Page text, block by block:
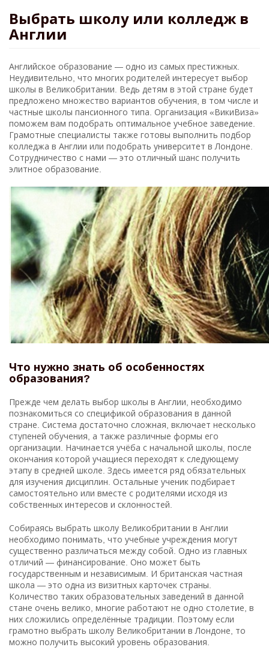
Выбрать школу или колледж в
Англии
Английское образование — одно из самых престижных.
Неудивительно, что многих родителей интересует выбор
школы в Великобритании. Ведь детям в этой стране будет
предложено множество вариантов обучения, в том числе и
частные школы пансионного типа. Организация «ВикиВиза»
поможем вам подобрать оптимальное учебное заведение.
Грамотные специалисты также готовы выполнить подбор
колледжа в Англии или подобрать университет в Лондоне.
Сотрудничество с нами — это отличный шанс получить
элитное образование.
Что нужно знать об особенностях
образования?
Прежде чем делать выбор школы в Англии, необходимо
познакомиться со спецификой образования в данной
стране. Система достаточно сложная, включает несколько
ступеней обучения, а также различные формы его
организации. Начинается учёба с начальной школы, после
окончания которой учащиеся переходят к следующему
этапу в средней школе. Здесь имеется ряд обязательных
для изучения дисциплин. Остальные ученик подбирает
самостоятельно или вместе с родителями исходя из
собственных интересов и склонностей.
Собираясь выбрать школу Великобритании в Англии
необходимо понимать, что учебные учреждения могут
существенно различаться между собой. Одно из главных
отличий — финансирование. Оно может быть
государственным и независимым. И британская частная
школа — это одна из визитных карточек страны.
Количество таких образовательных заведений в данной
стане очень велико, многие работают не одно столетие, в
них сложились определённые традиции. Поэтому если
грамотно выбрать школу Великобритании в Лондоне, то
можно получить высокий уровень образования.